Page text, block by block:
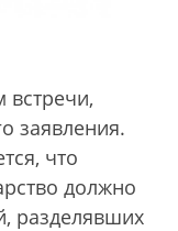
встречи,
заявления.
что
должно
разделявших